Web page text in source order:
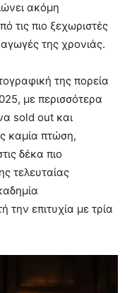
ακόμη
τις πιο ξεχωριστές
της χρονιάς.
της πορεία
με περισσότερα
sold out και
καμία πτώση,
δέκα πιο
τελευταίας
την επιτυχία με τρία